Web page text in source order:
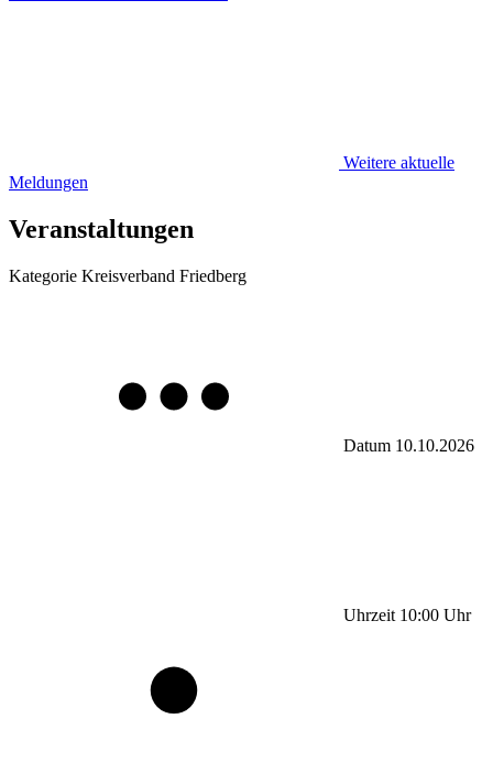
Weitere aktuelle
Meldungen
Veranstaltungen
Kategorie Kreisverband Friedberg
Datum 10.10.2026
Uhrzeit 10:00 Uhr